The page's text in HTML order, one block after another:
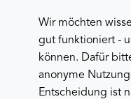
Wir möchten
gut funktioniert -
können. Dafür
anonyme
Entscheidung ist